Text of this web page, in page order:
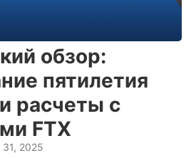
обзор:
пятилетия
расчеты с
FTX
2025